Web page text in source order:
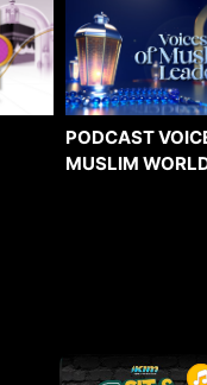
PODCAST
MUSLIM